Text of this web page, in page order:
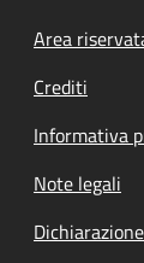
Footer
Area
Crediti
Informativa
Note legali